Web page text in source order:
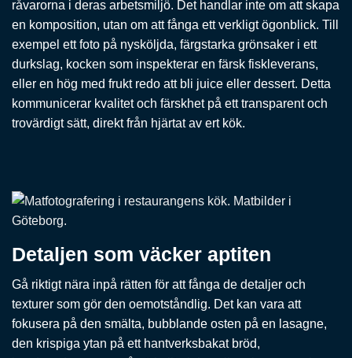
råvarorna i deras arbetsmiljö. Det handlar inte om att skapa
en komposition, utan om att fånga ett verkligt ögonblick. Till
exempel ett foto på nysköljda, färgstarka grönsaker i ett
durkslag, kocken som inspekterar en färsk fiskleverans,
eller en hög med frukt redo att bli juice eller dessert. Detta
kommunicerar kvalitet och färskhet på ett transparent och
trovärdigt sätt, direkt från hjärtat av ert kök.
Detaljen som väcker aptiten
Gå riktigt nära inpå rätten för att fånga de detaljer och
texturer som gör den oemotståndlig. Det kan vara att
fokusera på den smälta, bubblande osten på en lasagne,
den krispiga ytan på ett hantverksbakat bröd,